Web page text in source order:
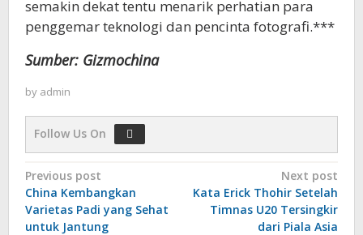
semakin dekat tentu menarik perhatian para
penggemar teknologi dan pencinta fotografi.***
Sumber: Gizmochina
by admin
Follow Us On
Post
navigation
Previous post
China Kembangkan
Varietas Padi yang Sehat
untuk Jantung
Next post
Kata Erick Thohir Setelah
Timnas U20 Tersingkir
dari Piala Asia